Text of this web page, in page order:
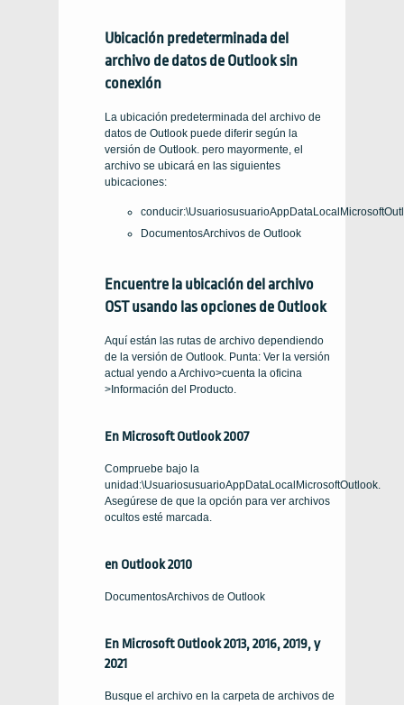
Ubicación predeterminada del
archivo de datos de Outlook sin
conexión
La ubicación predeterminada del archivo de
datos de Outlook puede diferir según la
versión de Outlook. pero mayormente, el
archivo se ubicará en las siguientes
ubicaciones:
DocumentosArchivos de Outlook
Encuentre la ubicación del archivo
OST usando las opciones de Outlook
Aquí están las rutas de archivo dependiendo
de la versión de Outlook. Punta: Ver la versión
actual yendo a Archivo>cuenta la oficina
>Información del Producto.
En Microsoft Outlook 2007
Compruebe bajo la
unidad:\UsuariosusuarioAppDataLocalMicrosoftOutlook.
Asegúrese de que la opción para ver archivos
ocultos esté marcada.
en Outlook 2010
DocumentosArchivos de Outlook
En Microsoft Outlook 2013, 2016, 2019, y
2021
Busque el archivo en la carpeta de archivos de